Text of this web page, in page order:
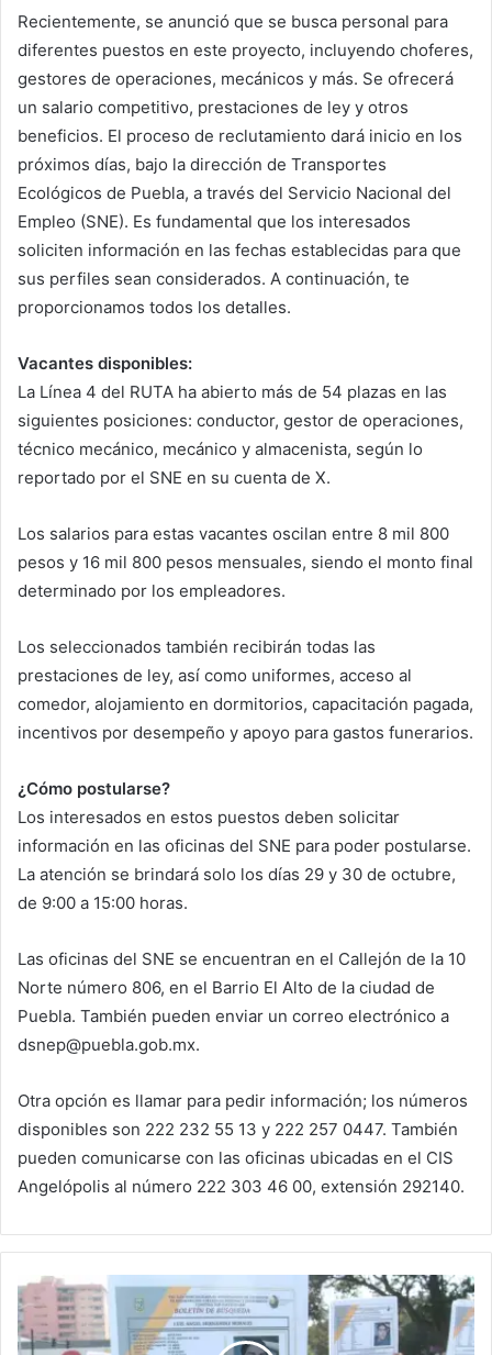
Recientemente, se anunció que se busca personal para
diferentes puestos en este proyecto, incluyendo choferes,
gestores de operaciones, mecánicos y más. Se ofrecerá
un salario competitivo, prestaciones de ley y otros
beneficios. El proceso de reclutamiento dará inicio en los
próximos días, bajo la dirección de Transportes
Ecológicos de Puebla, a través del Servicio Nacional del
Empleo (SNE). Es fundamental que los interesados
soliciten información en las fechas establecidas para que
sus perfiles sean considerados. A continuación, te
proporcionamos todos los detalles.
Vacantes disponibles:
La Línea 4 del RUTA ha abierto más de 54 plazas en las
siguientes posiciones: conductor, gestor de operaciones,
técnico mecánico, mecánico y almacenista, según lo
reportado por el SNE en su cuenta de X.
Los salarios para estas vacantes oscilan entre 8 mil 800
pesos y 16 mil 800 pesos mensuales, siendo el monto final
determinado por los empleadores.
Los seleccionados también recibirán todas las
prestaciones de ley, así como uniformes, acceso al
comedor, alojamiento en dormitorios, capacitación pagada,
incentivos por desempeño y apoyo para gastos funerarios.
¿Cómo postularse?
Los interesados en estos puestos deben solicitar
información en las oficinas del SNE para poder postularse.
La atención se brindará solo los días 29 y 30 de octubre,
de 9:00 a 15:00 horas.
Las oficinas del SNE se encuentran en el Callejón de la 10
Norte número 806, en el Barrio El Alto de la ciudad de
Puebla. También pueden enviar un correo electrónico a
dsnep@puebla.gob.mx.
Otra opción es llamar para pedir información; los números
disponibles son 222 232 55 13 y 222 257 0447. También
pueden comunicarse con las oficinas ubicadas en el CIS
Angelópolis al número 222 303 46 00, extensión 292140.